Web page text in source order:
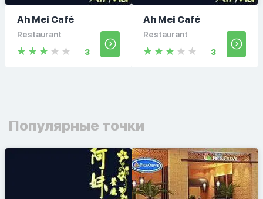
Ah Mei Café
Restaurant
3
Ah Mei Café
Restaurant
3
Популярные точки